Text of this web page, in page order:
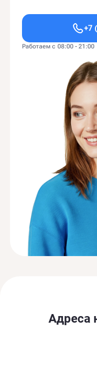
+7
Работаем с 08:00 - 21:00
Адреса